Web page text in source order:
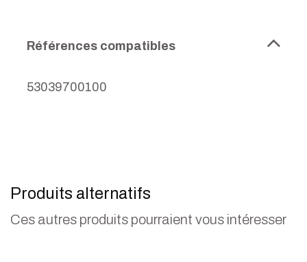
Références compatibles
53039700100
Produits alternatifs
Ces autres produits pourraient vous intéresser